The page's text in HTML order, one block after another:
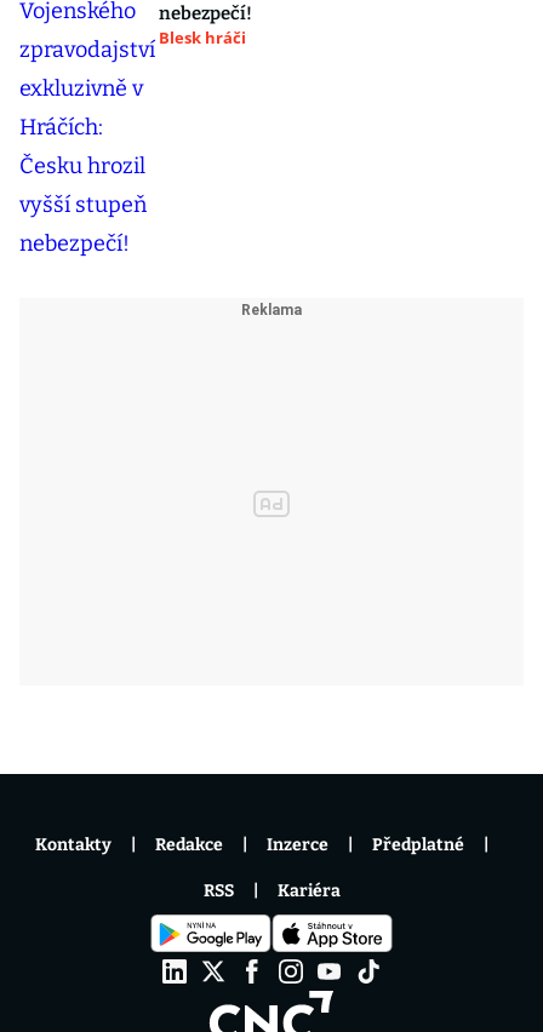
nebezpečí!
Blesk hráči
Kontakty Redakce Inzerce Předplatné
RSS Kariéra